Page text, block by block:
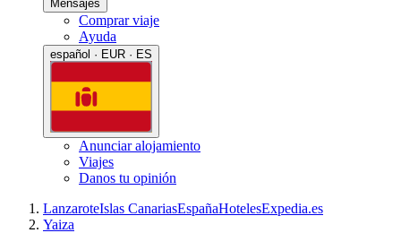
Mensajes
Comprar viaje
Ayuda
español · EUR · ES
Anunciar alojamiento
Viajes
Danos tu opinión
LanzaroteIslas CanariasEspañaHotelesExpedia.es
Yaiza